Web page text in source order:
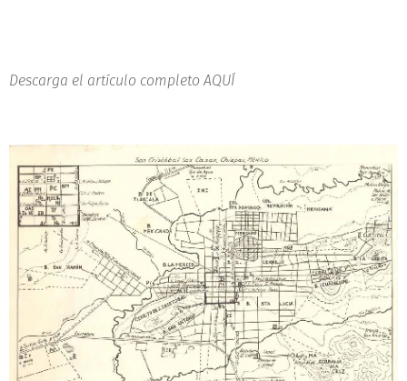
Descarga el artículo completo AQUÍ